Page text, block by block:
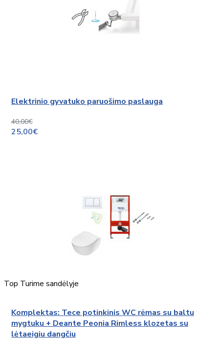
Elektrinio gyvatuko paruošimo paslauga
40,00€
25,00€
Top Turime sandėlyje
Komplektas: Tece potinkinis WC rėmas su baltu
mygtuku + Deante Peonia Rimless klozetas su
lėtaeigiu dangčiu